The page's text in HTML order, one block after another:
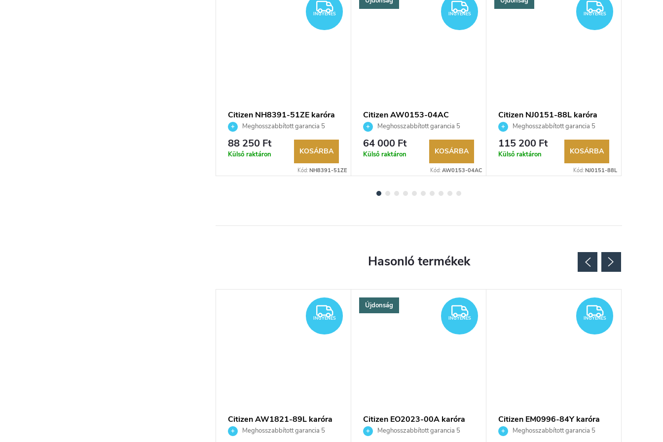
INGYENES
INGYENES
Citizen NH8391-51ZE karóra
Meghosszabbított garancia 5
évre. Akár 100 napos visszaküldési
lehetőség. Hivatalos márkakereskedő.
88 250 Ft
Külső raktáron KOSÁRBA
Kód: NH8391-51ZE
INGYENES
INGYENES
Citizen AW0153-04AC
karóraMeghosszabbított garancia 5
évre. Akár 100 napos visszaküldési
lehetőség. Hivatalos márkakereskedő.
64 000 Ft
Külső raktáron KOSÁRBA
Kód: AW0153-04AC
INGYENES
INGYENES
Citizen NJ0151-88L karóra
Meghosszabbított garancia 5
évre. Akár 100 napos visszaküldési
lehetőség. Hivatalos márkakereskedő.
115 200 Ft
Külső raktáron KOSÁRBA
Kód: NJ0151-88L
INGYENES
INGYENES
Citizen AW1821-89L karóra
Meghosszabbított garancia 5
Újdonság INGYENES
INGYENES
Citizen EO2023-00A karóra
Meghosszabbított garancia 5
INGYENES
INGYENES
Citizen EM0996-84Y karóra
Meghosszabbított garancia 5